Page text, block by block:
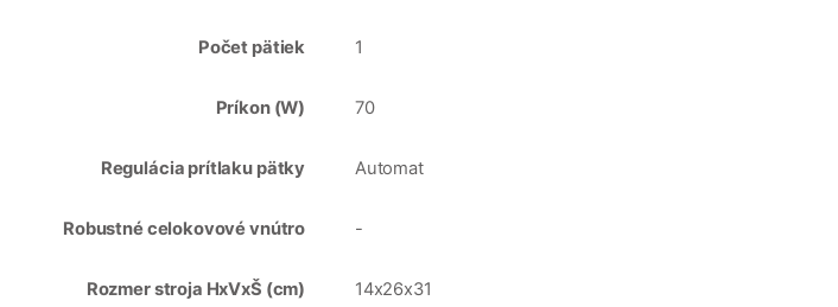
Počet pätiek 1
Príkon (W) 70
Regulácia prítlaku pätky Automat
Robustné celokovové vnútro -
Rozmer stroja HxVxŠ (cm) 14x26x31